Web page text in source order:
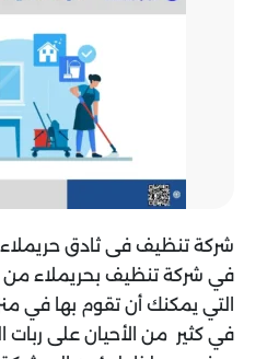
شركة تنظيف فى ثادق
في شركة تنظيف بحريملاء
التي يمكنك أن تقوم بها في
في كثير من الأحيان على ربات